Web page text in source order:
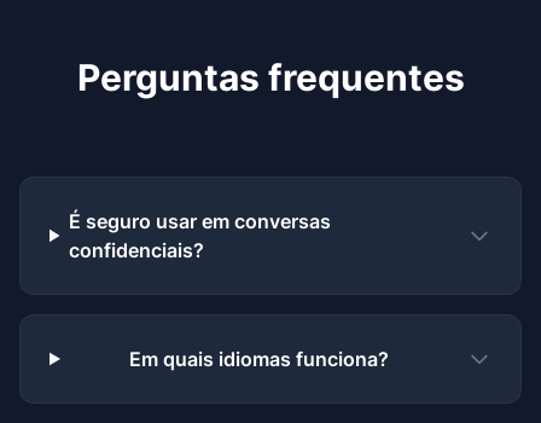
Perguntas frequentes
É seguro usar em conversas
confidenciais?
Em quais idiomas funciona?